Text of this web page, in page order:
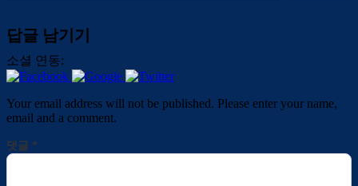
답글 남기기
소셜 연동:
Your email address will not be published. Please enter your name,
email and a comment.
댓글 *